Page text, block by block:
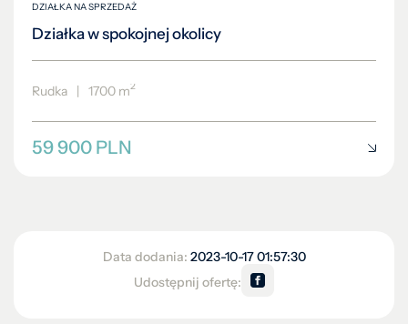
DZIAŁKA NA SPRZEDAŻ
Działka w spokojnej okolicy
Rudka | 1700 m2
59 900 PLN
Data dodania: 2023-10-17 01:57:30
Udostępnij ofertę: